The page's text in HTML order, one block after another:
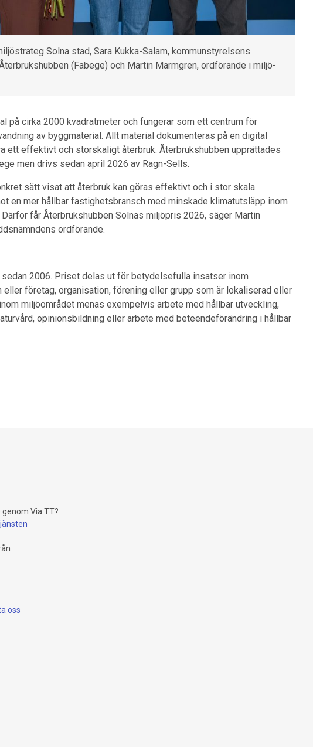
Solna stad, Sara Kukka-Salam, kommunstyrelsens
(Fabege) och Martin Marmgren, ordförande i miljö-
på cirka 2000 kvadratmeter och fungerar som ett centrum för
av byggmaterial. Allt material dokumenteras på en digital
ett effektivt och storskaligt återbruk. Återbrukshubben upprättades
men drivs sedan april 2026 av Ragn-Sells.
sätt visat att återbruk kan göras effektivt och i stor skala.
en mer hållbar fastighetsbransch med minskade klimatutsläpp inom
får Återbrukshubben Solnas miljöpris 2026, säger Martin
ordförande.
2006. Priset delas ut för betydelsefulla insatser inom
företag, organisation, förening eller grupp som är lokaliserad eller
miljöområdet menas exempelvis arbete med hållbar utveckling,
opinionsbildning eller arbete med beteendeförändring i hållbar
Via TT?
oss